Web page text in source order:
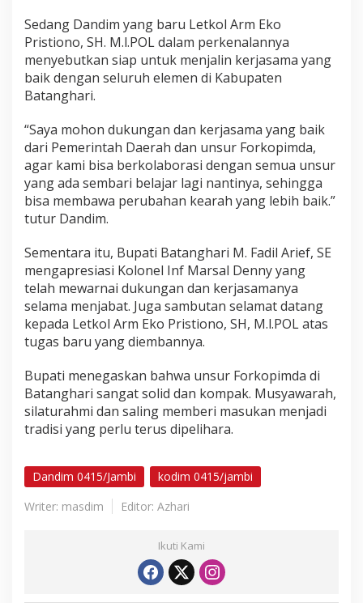
Sedang Dandim yang baru Letkol Arm Eko
Pristiono, SH. M.l.POL dalam perkenalannya
menyebutkan siap untuk menjalin kerjasama yang
baik dengan seluruh elemen di Kabupaten
Batanghari.
“Saya mohon dukungan dan kerjasama yang baik
dari Pemerintah Daerah dan unsur Forkopimda,
agar kami bisa berkolaborasi dengan semua unsur
yang ada sembari belajar lagi nantinya, sehingga
bisa membawa perubahan kearah yang lebih baik.”
tutur Dandim.
Sementara itu, Bupati Batanghari M. Fadil Arief, SE
mengapresiasi Kolonel Inf Marsal Denny yang
telah mewarnai dukungan dan kerjasamanya
selama menjabat. Juga sambutan selamat datang
kepada Letkol Arm Eko Pristiono, SH, M.l.POL atas
tugas baru yang diembannya.
Bupati menegaskan bahwa unsur Forkopimda di
Batanghari sangat solid dan kompak. Musyawarah,
silaturahmi dan saling memberi masukan menjadi
tradisi yang perlu terus dipelihara.
Dandim 0415/Jambi
kodim 0415/jambi
Writer: masdim
Editor: Azhari
Ikuti Kami